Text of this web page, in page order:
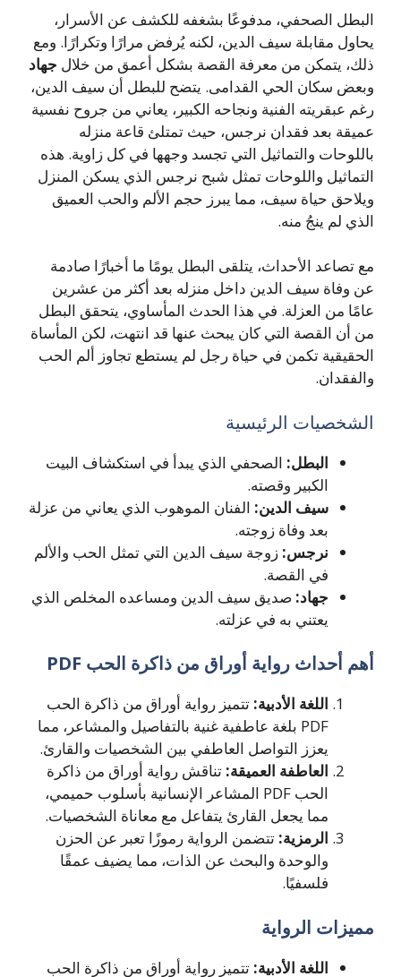
البطل الصحفي، مدفوعًا بشغفه للكشف عن الأسرار،
يحاول مقابلة سيف الدين، لكنه يُرفض مرارًا وتكرارًا. ومع
ذلك، يتمكن من معرفة القصة بشكل أعمق من خلال جهاد
وبعض سكان الحي القدامى. يتضح للبطل أن سيف الدين،
رغم عبقريته الفنية ونجاحه الكبير، يعاني من جروح نفسية
عميقة بعد فقدان نرجس، حيث تمتلئ قاعة منزله
باللوحات والتماثيل التي تجسد وجهها في كل زاوية. هذه
التماثيل واللوحات تمثل شبح نرجس الذي يسكن المنزل
ويلاحق حياة سيف، مما يبرز حجم الألم والحب العميق
الذي لم ينجُ منه.
مع تصاعد الأحداث، يتلقى البطل يومًا ما أخبارًا صادمة
عن وفاة سيف الدين داخل منزله بعد أكثر من عشرين
عامًا من العزلة. في هذا الحدث المأساوي، يتحقق البطل
من أن القصة التي كان يبحث عنها قد انتهت، لكن المأساة
الحقيقية تكمن في حياة رجل لم يستطع تجاوز ألم الحب
والفقدان.
الشخصيات الرئيسية
البطل: الصحفي الذي يبدأ في استكشاف البيت
الكبير وقصته.
سيف الدين: الفنان الموهوب الذي يعاني من عزلة
بعد وفاة زوجته.
نرجس: زوجة سيف الدين التي تمثل الحب والألم
في القصة.
جهاد: صديق سيف الدين ومساعده المخلص الذي
يعتني به في عزلته.
أهم أحداث رواية أوراق من ذاكرة الحب PDF
اللغة الأدبية: تتميز رواية أوراق من ذاكرة الحب
PDF بلغة عاطفية غنية بالتفاصيل والمشاعر، مما
يعزز التواصل العاطفي بين الشخصيات والقارئ.
العاطفة العميقة: تناقش رواية أوراق من ذاكرة
الحب PDF المشاعر الإنسانية بأسلوب حميمي،
مما يجعل القارئ يتفاعل مع معاناة الشخصيات.
الرمزية: تتضمن الرواية رموزًا تعبر عن الحزن
والوحدة والبحث عن الذات، مما يضيف عمقًا
فلسفيًا.
مميزات الرواية
اللغة الأدبية: تتميز رواية أوراق من ذاكرة الحب